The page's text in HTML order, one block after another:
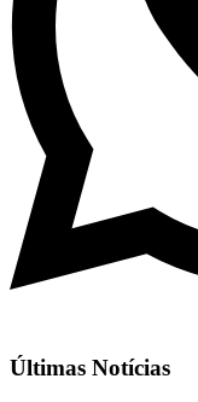
Últimas Notícias